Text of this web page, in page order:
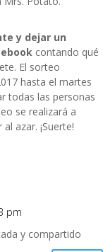
y dejar un
contando qué
El sorteo
hasta el martes
todas las personas
se realizará a
azar. ¡Suerte!
pm
y compartido